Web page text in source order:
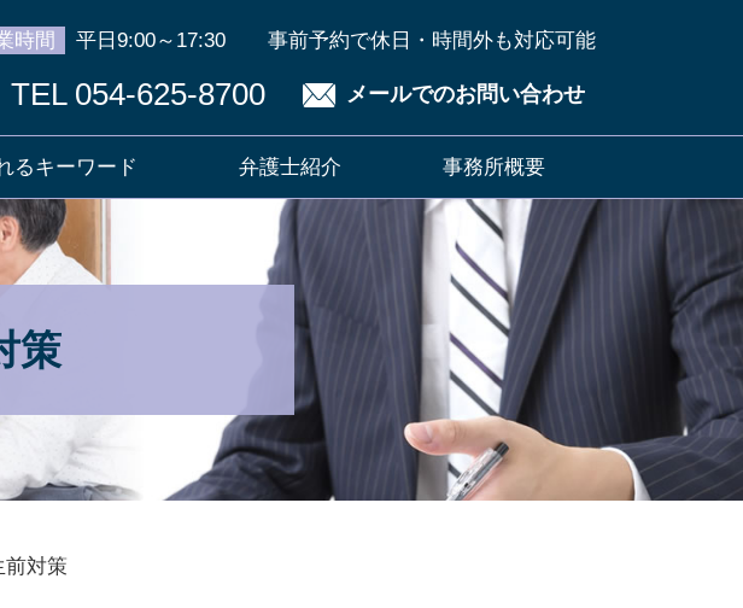
策
時間 平日9:00～17:30 事前予約で休日・時間外も対応可能
TEL 054-625-8700 メールでのお問い合わせ
るキーワード 弁護士紹介 事務所概要
前対策